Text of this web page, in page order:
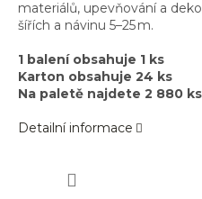
materiálů, upevňování a
šířích a návinu 5–25 m.
1 balení obsahuje 1 ks
Karton obsahuje 24 ks
Na paletě najdete 2 880 ks
Detailní informace